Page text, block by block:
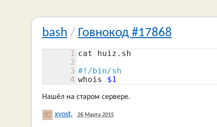
bash / Говнокод #17868
1
2
3
4
cat huiz.sh
#!/bin/sh
whois $1
Нашёл на старом сервере.
xvost, 26 Марта 2015